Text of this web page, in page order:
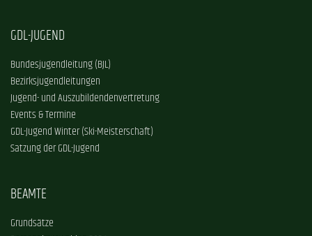
GDL-JUGEND
Bundesjugendleitung (BJL)
Bezirksjugendleitungen
Jugend- und Auszubildendenvertretung
Events & Termine
GDL-Jugend Winter (Ski-Meisterschaft)
Satzung der GDL-Jugend
BEAMTE
Grundsätze